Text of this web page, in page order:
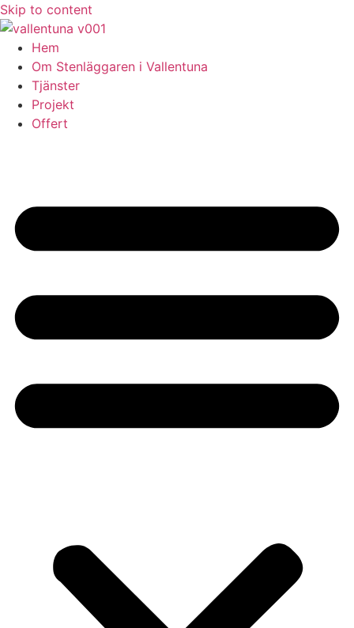
Skip to content
Hem
Om Stenläggaren i Vallentuna
Tjänster
Projekt
Offert